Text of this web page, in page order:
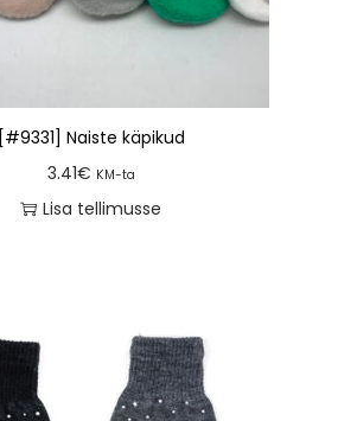
[#9331] Naiste käpikud
3.41€ KM-ta
Lisa tellimusse